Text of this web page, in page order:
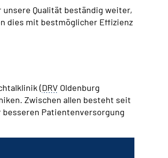
Qualität beständig weiter,
dies mit bestmöglicher Effizienz
(DRV Oldenburg
Zwischen allen besteht seit
Patientenversorgung